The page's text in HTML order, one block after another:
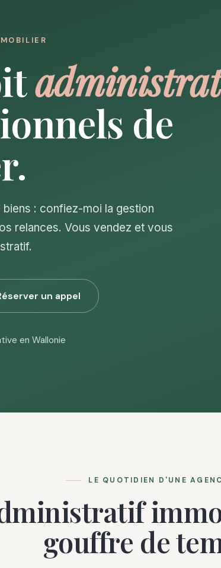
de
: confiez-moi la gestion
relances. Vous vendez et vous
un appel
en Wallonie
LE QUOTIDIEN D'UNE
gouffre de